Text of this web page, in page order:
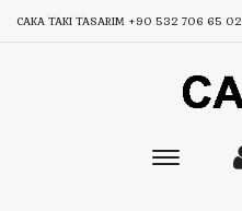
CAKA TAKI TASARIM +90 532 706 65 02
Toggle